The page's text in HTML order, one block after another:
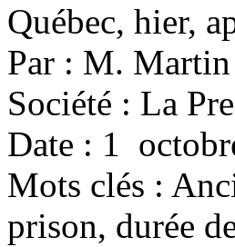
Québec, hier,
Par : M. Martin
Société : La
Date : 1
Mots clés :
prison, durée